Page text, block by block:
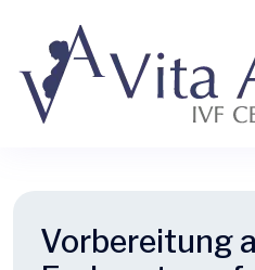
Vorbereitung